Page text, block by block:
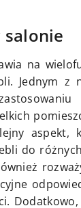
na
Jednym z
aspekt,
do